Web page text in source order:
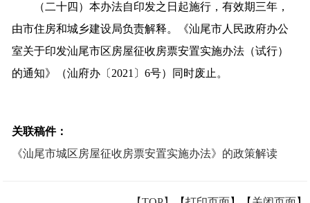
（二十四）本办法自印发之日起施行，有效期三年，
由市住房和城乡建设局负责解释。《汕尾市人民政府办公
室关于印发汕尾市区房屋征收房票安置实施办法（试行）
的通知》（汕府办〔2021〕6号）同时废止。
关联稿件：
《汕尾市城区房屋征收房票安置实施办法》的政策解读